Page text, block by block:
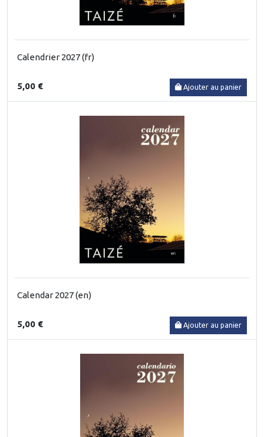
Calendrier 2027 (fr)
5,00 € Ajouter au panier
Calendar 2027 (en)
5,00 € Ajouter au panier